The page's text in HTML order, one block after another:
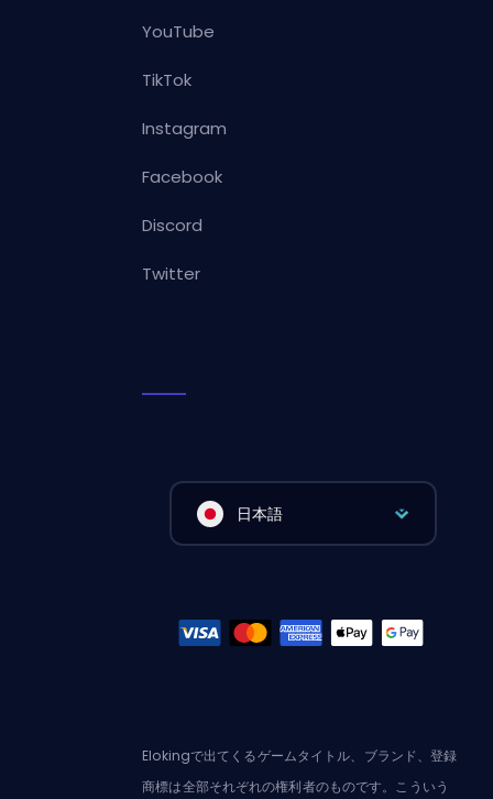
YouTube
TikTok
Instagram
Facebook
Discord
Twitter
日本語
Elokingで出てくるゲームタイトル、ブランド、登録
商標は全部それぞれの権利者のものです。こういう